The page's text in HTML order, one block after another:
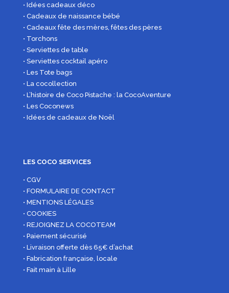
• Idées cadeaux déco
• Cadeaux de naissance bébé
• Cadeaux fête des mères, fêtes des pères
• Torchons
• Serviettes de table
• Serviettes cocktail apéro
• Les Tote bags
• La cocollection
• L’histoire de Coco Pistache : la CocoAventure
• Les Coconews
• Idées de cadeaux de Noël
LES COCO SERVICES
• CGV
• FORMULAIRE DE CONTACT
• MENTIONS LÉGALES
• COOKIES
• REJOIGNEZ LA COCOTEAM
• Paiement sécurisé
• Livraison offerte dès 65€ d’achat
• Fabrication française, locale
• Fait main à Lille